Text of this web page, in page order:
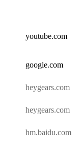
youtube.com
google.com
heygears.com
heygears.com
hm.baidu.com